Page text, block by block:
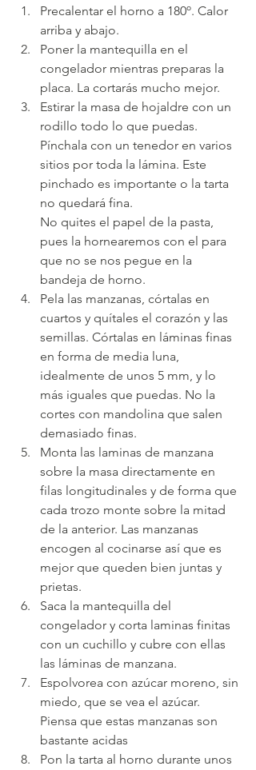
Precalentar el horno a 180º. Calor
arriba y abajo.
Poner la mantequilla en el
congelador mientras preparas la
placa. La cortarás mucho mejor.
Estirar la masa de hojaldre con un
rodillo todo lo que puedas.
Pínchala con un tenedor en varios
sitios por toda la lámina. Este
pinchado es importante o la tarta
no quedará fina.
No quites el papel de la pasta,
pues la hornearemos con el para
que no se nos pegue en la
bandeja de horno.
Pela las manzanas, córtalas en
cuartos y quítales el corazón y las
semillas. Córtalas en láminas finas
en forma de media luna,
idealmente de unos 5 mm, y lo
más iguales que puedas. No la
cortes con mandolina que salen
demasiado finas.
Monta las laminas de manzana
sobre la masa directamente en
filas longitudinales y de forma que
cada trozo monte sobre la mitad
de la anterior. Las manzanas
encogen al cocinarse así que es
mejor que queden bien juntas y
prietas.
Saca la mantequilla del
congelador y corta laminas finitas
con un cuchillo y cubre con ellas
las láminas de manzana.
Espolvorea con azúcar moreno, sin
miedo, que se vea el azúcar.
Piensa que estas manzanas son
bastante acidas
Pon la tarta al horno durante unos